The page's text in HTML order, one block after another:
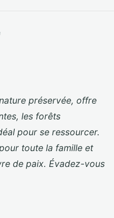
préservée, offre
les forêts
pour se ressourcer.
toute la famille et
de paix. Évadez-vous